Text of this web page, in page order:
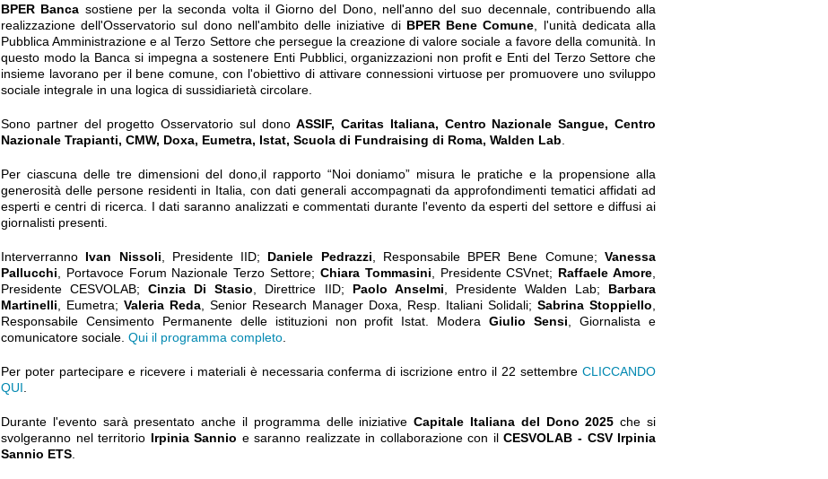
BPER Banca sostiene per la seconda volta il Giorno del Dono, nell'anno del suo decennale, contribuendo alla
realizzazione dell'Osservatorio sul dono nell'ambito delle iniziative di BPER Bene Comune , l'unità dedicata alla
Pubblica Amministrazione e al Terzo Settore che persegue la creazione di valore sociale a favore della comunità. In
questo modo la Banca si impegna a sostenere Enti Pubblici, organizzazioni non profit e Enti del Terzo Settore che
insieme lavorano per il bene comune, con l'obiettivo di attivare connessioni virtuose per promuovere uno sviluppo
sociale integrale in una logica di sussidiarietà circolare.
Sono partner del progetto Osservatorio sul donoASSIF, Caritas Italiana, Centro Nazionale Sangue, Centro
Nazionale Trapianti, CMW, Doxa, Eumetra, Istat, Scuola di Fundraising di Roma, Walden Lab
Per ciascuna delle tre dimensioni del dono,il rapporto “Noi doniamo” misura le pratiche e la propensione alla
generosità delle persone residenti in Italia, con dati generali accompagnati da approfondimenti tematici affidati ad
esperti e centri di ricerca. I dati saranno analizzati e commentati durante l'evento da esperti del settore e diffusi ai
giornalisti presenti.
Interverranno Ivan Nissoli , Presidente IID; Daniele Pedrazzi , Responsabile BPER Bene Comune;Vanessa
Pallucchi , Portavoce Forum Nazionale Terzo Settore; Chiara Tommasini , Presidente CSVnet; Raffaele Amore
Presidente CESVOLAB;Cinzia Di Stasio , Direttrice IID; Paolo Anselmi , Presidente Walden Lab; Barbara
Martinelli , Eumetra; Valeria Reda , Senior Research Manager Doxa, Resp. Italiani Solidali; Sabrina Stoppiello
Responsabile Censimento Permanente delle istituzioni non profit Istat. ModeraGiulio Sensi , Giornalista e
comunicatore sociale. Qui il programma completo
Per poter partecipare e ricevere i materiali è necessaria conferma di iscrizione entro il 22 settembre CLICCANDO
QUI
Durante l'evento sarà presentato anche il programma delle iniziativeCapitale Italiana del Dono 2025 che si
svolgeranno nel territorio Irpinia Sannio e saranno realizzate in collaborazione con ilCESVOLAB - CSV Irpinia
Sannio ETS